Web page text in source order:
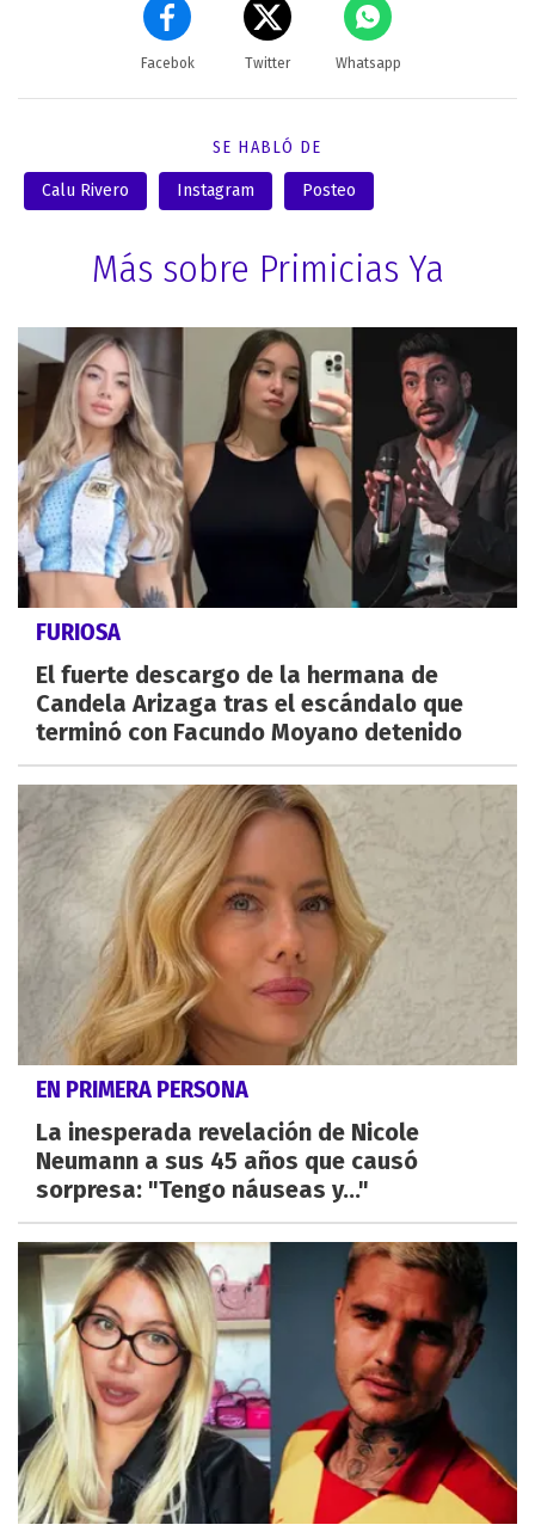
Facebok Twitter Whatsapp
SE HABLÓ DE
Calu Rivero Instagram Posteo
Más sobre Primicias Ya
FURIOSA
El fuerte descargo de la hermana de
Candela Arizaga tras el escándalo que
terminó con Facundo Moyano detenido
EN PRIMERA PERSONA
La inesperada revelación de Nicole
Neumann a sus 45 años que causó
sorpresa: "Tengo náuseas y..."